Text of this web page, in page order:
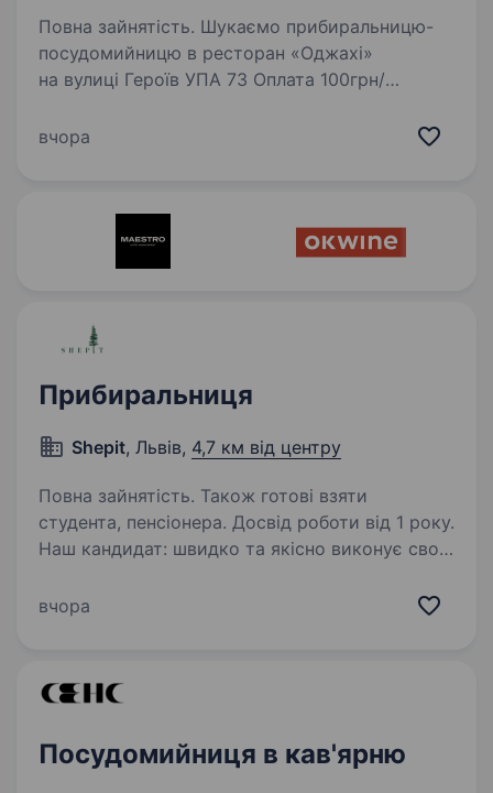
Повна зайнятість. Шукаємо прибиральницю-
посудомийницю в ресторан «Оджахі»
на вулиці Героїв УПА 73 Оплата 100грн/
та біла мийка, прибирання залу Харчування
вчора
Прибиральниця
Shepit, Львів, 4,7 км від центру
Повна зайнятість. Також готові взяти
студента, пенсіонера. Досвід роботи від 1 року.
Наш кандидат: швидко та якісно виконує свої
в команді, активний та привітний; має
вчора
Посудомийниця в кав'ярню